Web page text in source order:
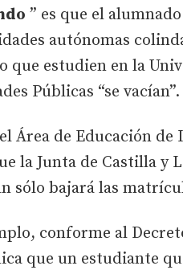
” es que el
autónomas
que estudien en la
Públicas “se vacían”.
Área de Educación
la Junta de Castilla y
sólo bajará las
conforme al
que un estudiante